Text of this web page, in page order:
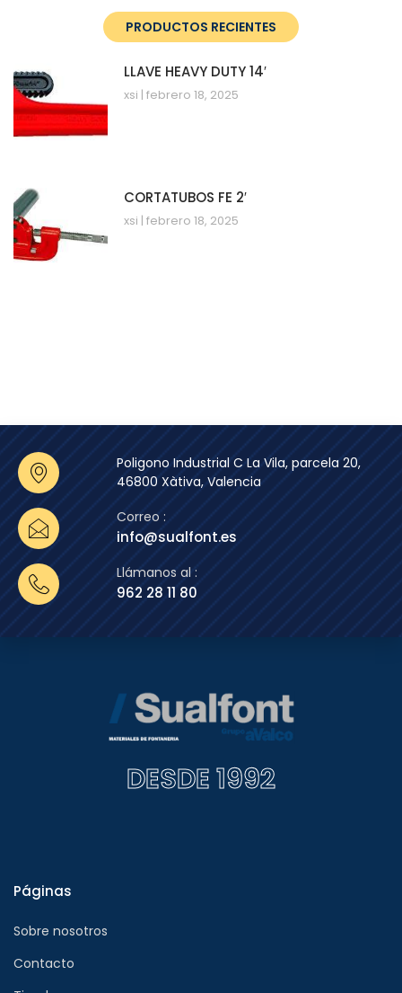
PRODUCTOS RECIENTES
LLAVE HEAVY DUTY 14′
xsi febrero 18, 2025
CORTATUBOS FE 2′
xsi febrero 18, 2025
Poligono Industrial C La Vila, parcela 20,
46800 Xàtiva, Valencia
Correo :
info@sualfont.es
Llámanos al :
962 28 11 80
DESDE 1992
Páginas
Sobre nosotros
Contacto